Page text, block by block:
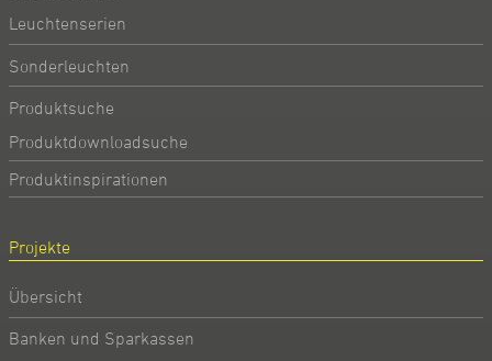
Leuchtenserien
Sonderleuchten
Produktsuche
Produktdownloadsuche
Produktinspirationen
Projekte
Übersicht
Banken und Sparkassen